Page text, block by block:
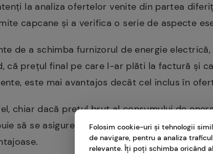
la analiza ofertelor venite din partea
capcane și a verifica o serie de aspecte
de a schimba furnizorul de energie
că prețul final pe care l-ar plăti la factură și
este mai avantajos decât cel inclus în
chiar dacă prețul brut al consumului de
să se asigure că celalalte costuri care
Folosim cookie-uri și tehnologii
de navigare, pentru a analiza
relevante. Îți poți schimba oricând